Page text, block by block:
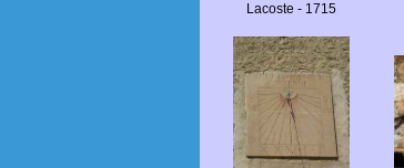
Lacoste - 1715